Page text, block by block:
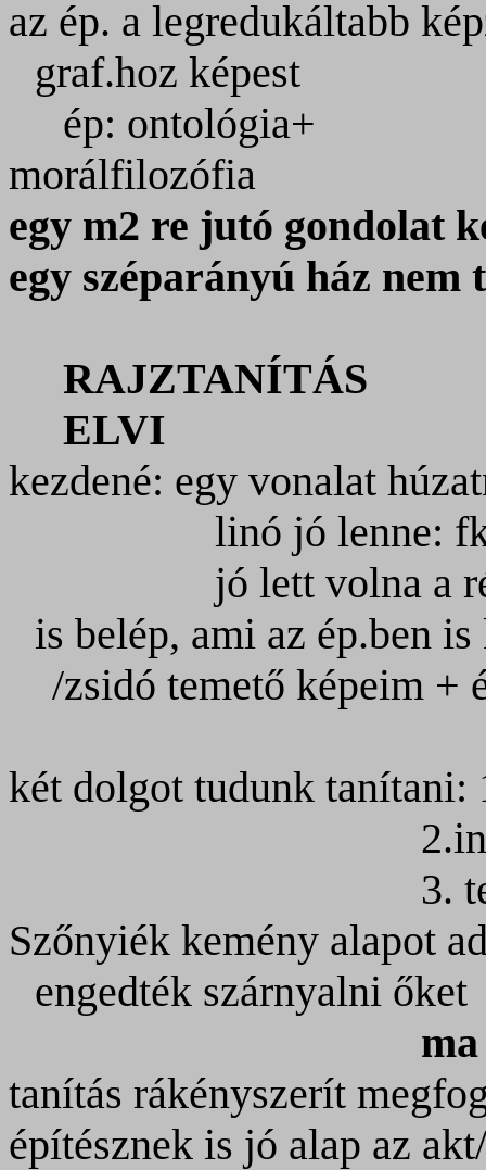
az ép. a legredukáltabb
graf.hoz képest
ép: ontológia+
morálfilozófia
egy m2 re jutó gondolat
egy széparányú ház nem
RAJZTANÍTÁS
ELVI
kezdené: egy vonalat
linó jó lenne:
jó lett volna a
is belép, ami az ép.ben
/zsidó temető képeim +
két dolgot tudunk tanítani:
3.
Szőnyiék kemény alapot
engedték szárnyalni őket
tanítás rákényszerít
építésznek is jó alap az